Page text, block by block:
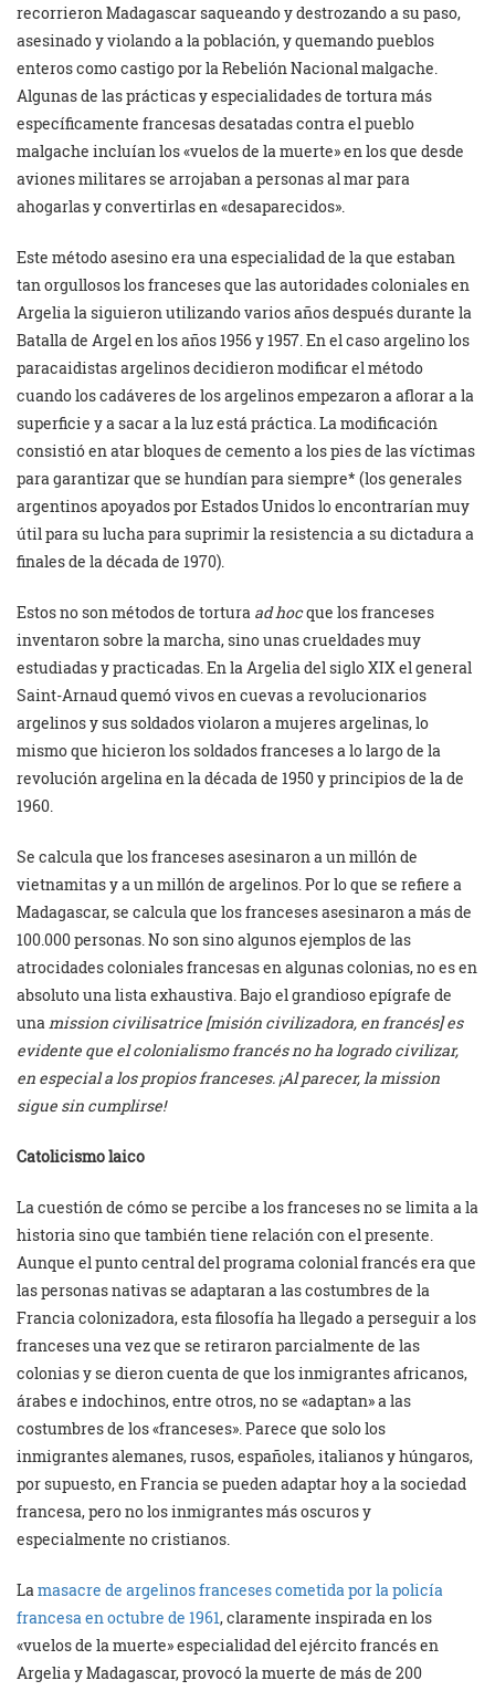
recorrieron Madagascar saqueando y destrozando a su paso,
asesinado y violando a la población, y quemando pueblos
enteros como castigo por la Rebelión Nacional malgache.
Algunas de las prácticas y especialidades de tortura más
específicamente francesas desatadas contra el pueblo
malgache incluían los «vuelos de la muerte» en los que desde
aviones militares se arrojaban a personas al mar para
ahogarlas y convertirlas en «desaparecidos».
Este método asesino era una especialidad de la que estaban
tan orgullosos los franceses que las autoridades coloniales en
Argelia la siguieron utilizando varios años después durante la
Batalla de Argel en los años 1956 y 1957. En el caso argelino los
paracaidistas argelinos decidieron modificar el método
cuando los cadáveres de los argelinos empezaron a aflorar a la
superficie y a sacar a la luz está práctica. La modificación
consistió en atar bloques de cemento a los pies de las víctimas
para garantizar que se hundían para siempre* (los generales
argentinos apoyados por Estados Unidos lo encontrarían muy
útil para su lucha para suprimir la resistencia a su dictadura a
finales de la década de 1970).
Estos no son métodos de tortura ad hocque los franceses
inventaron sobre la marcha, sino unas crueldades muy
estudiadas y practicadas. En la Argelia del siglo XIX el general
Saint-Arnaud quemó vivos en cuevas a revolucionarios
argelinos y sus soldados violaron a mujeres argelinas, lo
mismo que hicieron los soldados franceses a lo largo de la
revolución argelina en la década de 1950 y principios de la de
1960.
Se calcula que los franceses asesinaron a un millón de
vietnamitas y a un millón de argelinos. Por lo que se refiere a
Madagascar, se calcula que los franceses asesinaron a más de
100.000 personas. No son sino algunos ejemplos de las
atrocidades coloniales francesas en algunas colonias, no es en
absoluto una lista exhaustiva. Bajo el grandioso epígrafe de
unamission civilisatrice [misión civilizadora, en francés] es
evidente que el colonialismo francés no ha logrado civilizar,
en especial a los propios franceses. ¡Al parecer, la mission
sigue sin cumplirse!
Catolicismo laico
La cuestión de cómo se percibe a los franceses no se limita a la
historia sino que también tiene relación con el presente.
Aunque el punto central del programa colonial francés era que
las personas nativas se adaptaran a las costumbres de la
Francia colonizadora, esta filosofía ha llegado a perseguir a los
franceses una vez que se retiraron parcialmente de las
colonias y se dieron cuenta de que los inmigrantes africanos,
árabes e indochinos, entre otros, no se «adaptan» a las
costumbres de los «franceses». Parece que solo los
inmigrantes alemanes, rusos, españoles, italianos y húngaros,
por supuesto, en Francia se pueden adaptar hoy a la sociedad
francesa, pero no los inmigrantes más oscuros y
especialmente no cristianos.
Lamasacre de argelinos franceses cometida por la policía
francesa en octubre de 1961, claramente inspirada en los
«vuelos de la muerte» especialidad del ejército francés en
Argelia y Madagascar, provocó la muerte de más de 200